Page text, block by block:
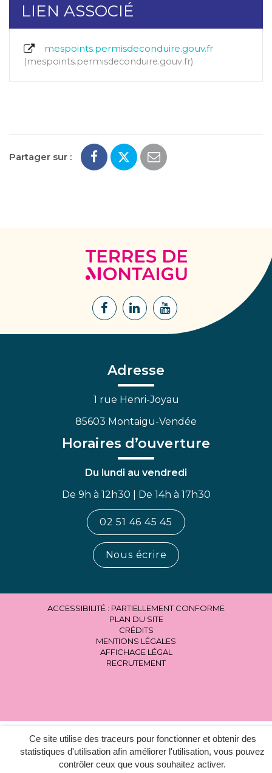
Ce site utilise des traceurs pour fonctionner et obtenir des
statistiques d'utilisation afin améliorer l'utilisation, vous pouvez
contrôler ceux que vous souhaitez activer.
LIEN ASSOCIÉ
mespoints.permisdeconduire.gouv.fr
mespoints.permisdeconduire.gouv.fr
Partager sur :
Terres
de
Montaigu
Lien
Facebook
Lien
Lien
Adresse
1 rue Henri-Joyau
85603 Montaigu-Vendée
Horaires d’ouverture
Du lundi au vendredi
De 9h à 12h30 | De 14h à 17h30
02 51 46 45 45
Nous écrire
ACCESSIBILITÉ : PARTIELLEMENT CONFORME
PLAN DU SITE
CRÉDITS
MENTIONS LÉGALES
AFFICHAGE LÉGAL
RECRUTEMENT